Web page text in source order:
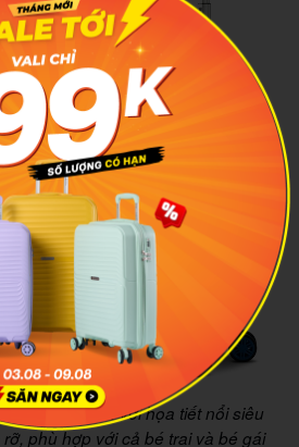
case LV-LION với họa tiết nổi siêu
phù hợp với cả bé trai và bé gái